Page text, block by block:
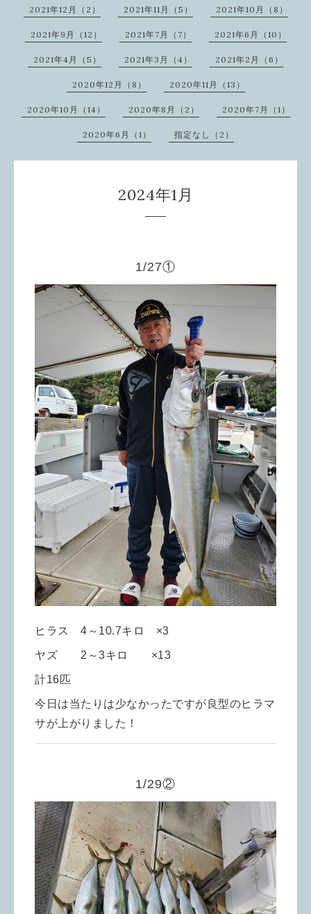
2021年12月（2） 2021年11月（5） 2021年10月（8）
2021年9月（12） 2021年7月（7） 2021年6月（10）
2021年4月（5） 2021年3月（4） 2021年2月（6）
2020年12月（8） 2020年11月（13）
2020年10月（14） 2020年8月（2） 2020年7月（1）
2020年6月（1） 指定なし（2）
2024年1月
1/27①
ヒラス 4～10.7キロ ×3
ヤズ 2～3キロ ×13
計16匹
今日は当たりは少なかったですが良型のヒラマ
サが上がりました！
1/29②